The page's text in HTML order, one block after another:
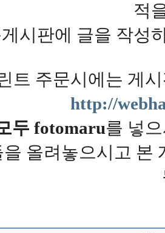
적
시판에 글을 작성
트 주문시에는 게
http://
두 fotomaru를 넣
올려놓으시고 본